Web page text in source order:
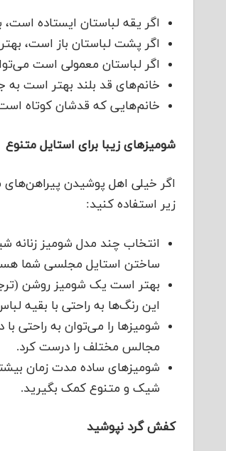
اگر یقه لباستان ایستاده است،
اگر پشت لباستان باز است،
اگر لباستان معمولی است
خانم‌های قد بلند بهتر است
خانم‌هایی که قدشان کوتاه است
شومیزهای زیبا برای استایل متنوع
اگر خیلی اهل پوشیدن پیراهن‌های
زیر استفاده کنید:
انتخاب چند مدل شومیز زنانه
ساختن استایل مجلسی شما
بهتر است یک شومیز روشن
این رنگ‌ها به راحتی با بقیه
شومیزها را می‌توان به راحتی
مجالس مختلف را درست کرد.
شومیزهای ساده مدت زمان
شیک و متنوع کمک بگیرید.
کفش گرد نپوشید